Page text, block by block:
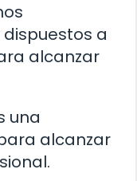
a
alcanzar
una
alcanzar